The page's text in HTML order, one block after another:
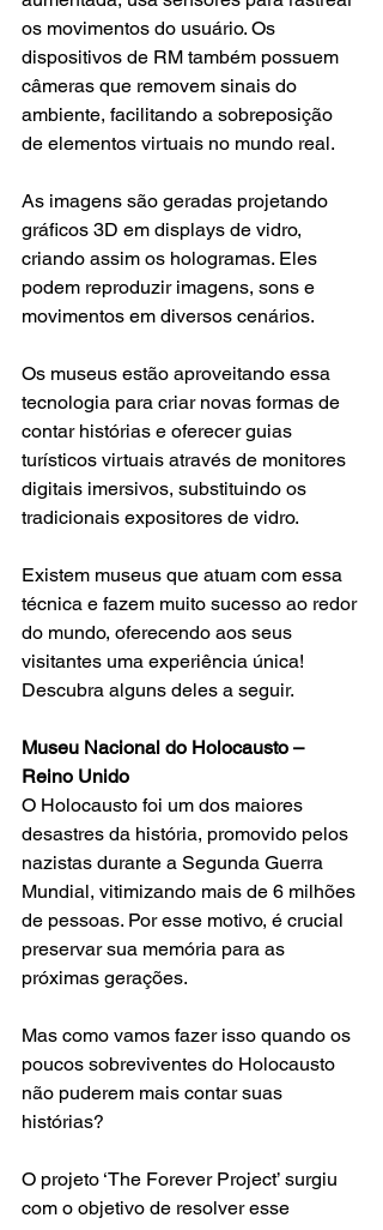
os movimentos do usuário. Os
dispositivos de RM também possuem
câmeras que removem sinais do
ambiente, facilitando a sobreposição
de elementos virtuais no mundo real.
As imagens são geradas projetando
gráficos 3D em displays de vidro,
criando assim os hologramas. Eles
podem reproduzir imagens, sons e
movimentos em diversos cenários.
Os museus estão aproveitando essa
tecnologia para criar novas formas de
contar histórias e oferecer guias
turísticos virtuais através de monitores
digitais imersivos, substituindo os
tradicionais expositores de vidro.
Existem museus que atuam com essa
técnica e fazem muito sucesso ao redor
do mundo, oferecendo aos seus
visitantes uma experiência única!
Descubra alguns deles a seguir.
Museu Nacional do Holocausto –
Reino Unido
O Holocausto foi um dos maiores
desastres da história, promovido pelos
nazistas durante a Segunda Guerra
Mundial, vitimizando mais de 6 milhões
de pessoas. Por esse motivo, é crucial
preservar sua memória para as
próximas gerações.
Mas como vamos fazer isso quando os
poucos sobreviventes do Holocausto
não puderem mais contar suas
histórias?
O projeto ‘The Forever Project’ surgiu
com o objetivo de resolver esse